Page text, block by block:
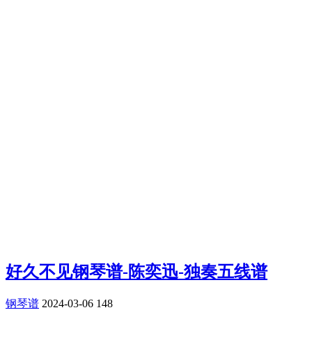
好久不见钢琴谱-陈奕迅-独奏五线谱
钢琴谱 2024-03-06 148